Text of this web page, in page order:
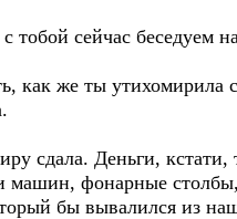
сейчас беседуем
же ты утихомирила
сдала. Деньги, кстати,
машин, фонарные
бы вывалился из